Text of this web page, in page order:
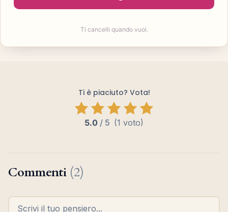
Ti cancelli quando vuoi.
Ti è piaciuto? Vota!
5.0 / 5 (1 voto)
Commenti (2)